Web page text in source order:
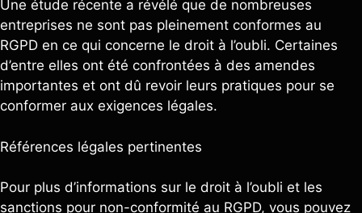
Une étude récente a révélé que de nombreuses
entreprises ne sont pas pleinement conformes au
RGPD en ce qui concerne le droit à l’oubli. Certaines
d’entre elles ont été confrontées à des amendes
importantes et ont dû revoir leurs pratiques pour se
conformer aux exigences légales.
Références légales pertinentes
Pour plus d’informations sur le droit à l’oubli et les
sanctions pour non-conformité au RGPD, vous pouvez